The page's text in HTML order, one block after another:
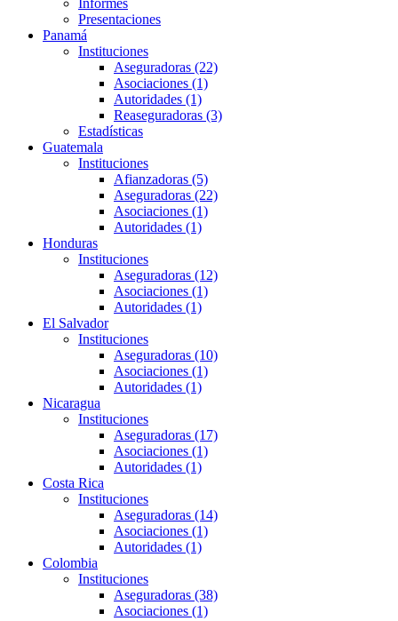
Informes
Presentaciones
Panamá
Instituciones
Aseguradoras (22)
Asociaciones (1)
Autoridades (1)
Reaseguradoras (3)
Estadísticas
Guatemala
Instituciones
Afianzadoras (5)
Aseguradoras (22)
Asociaciones (1)
Autoridades (1)
Honduras
Instituciones
Aseguradoras (12)
Asociaciones (1)
Autoridades (1)
El Salvador
Instituciones
Aseguradoras (10)
Asociaciones (1)
Autoridades (1)
Nicaragua
Instituciones
Aseguradoras (17)
Asociaciones (1)
Autoridades (1)
Costa Rica
Instituciones
Aseguradoras (14)
Asociaciones (1)
Autoridades (1)
Colombia
Instituciones
Aseguradoras (38)
Asociaciones (1)